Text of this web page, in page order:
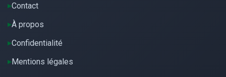
Contact
À propos
Confidentialité
Mentions légales